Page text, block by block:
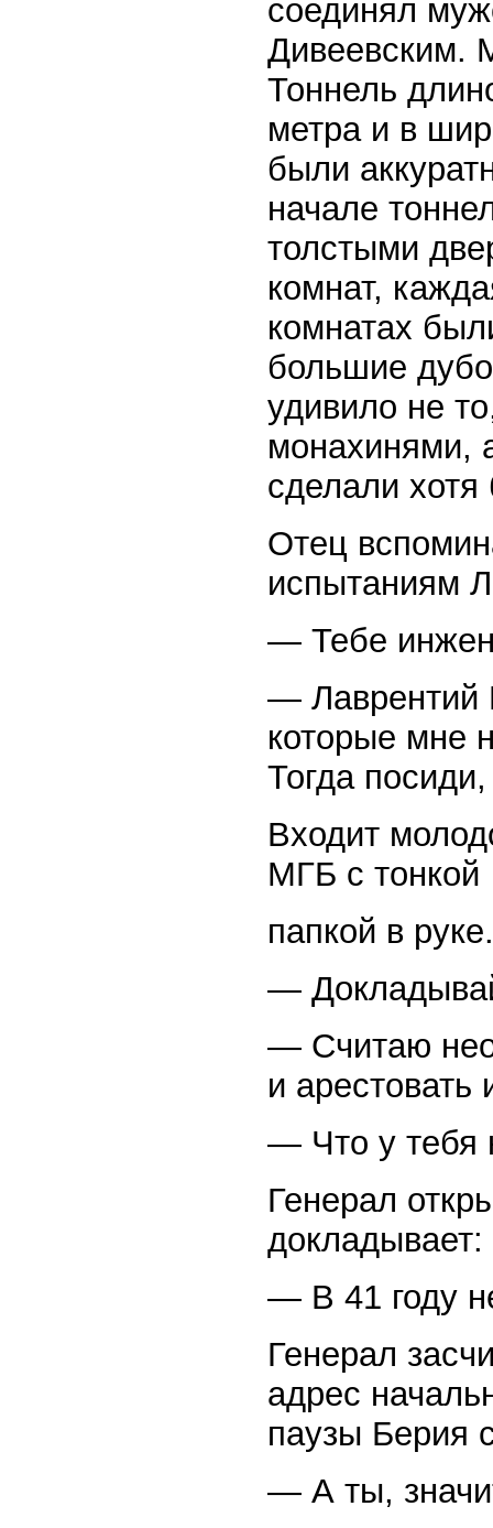
соединял
Дивеевским.
Тоннель
метра и в
были
начале
толстыми
комнат,
комнатах
большие
удивило не
монахинями,
сделали хотя
Отец
испытаниям
— Тебе
— Лаврентий
которые мне
Тогда
Входит
МГБ с тонкой
папкой в руке.
—
— Считаю
и
— Что у тебя
Генерал
докладывает:
— В 41 году
Генерал
адрес
паузы Берия
— А ты,